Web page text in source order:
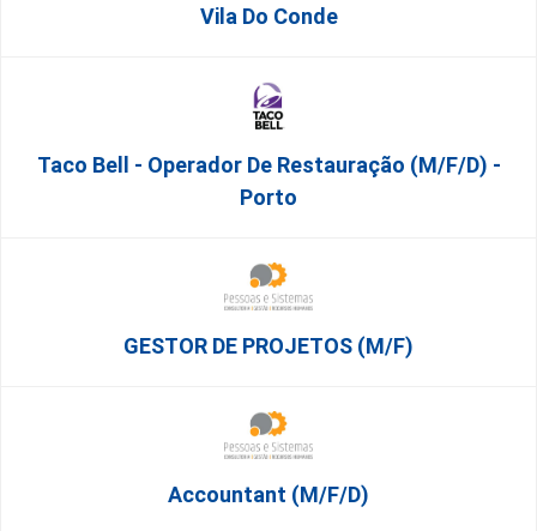
Vila Do Conde
Taco Bell - Operador De Restauração (m/f/d) -
Porto
GESTOR DE PROJETOS (m/f)
Accountant (m/f/d)